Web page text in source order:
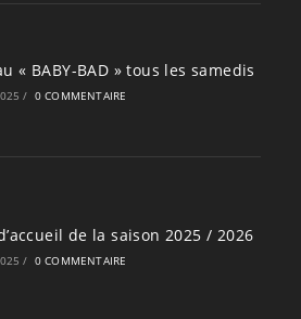
« BABY-BAD » tous les samedis
/ 0 COMMENTAIRE
de la saison 2025 / 2026
/ 0 COMMENTAIRE